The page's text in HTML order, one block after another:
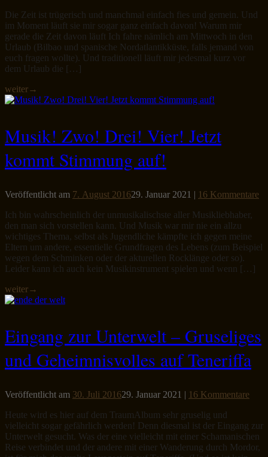
Die Zeit ist trügerisch und manchmal einfach fies und gemein. Und
im Moment läuft sie mir sogar ganz einfach davon! Warum mir
gerade die Zeit davon läuft Ich fahre nämlich am Mittwoch in den
Urlaub (Bilbao und spanische Nordatlantikküste, falls jemand von
euch fragen wollte). Und traditionell läuft mir jedesmal kurz vor
dem Urlaub die […]
weiter→
Musik! Zwo! Drei! Vier! Jetzt
kommt Stimmung auf!
Veröffentlicht am 7. August 201629. Januar 2021 | 16 Kommentare
Ich bin wahrscheinlich der unmusikalischste aller Musikliebhaber,
den man sich vorstellen kann. Und Musik war mir nie ein allzu
wichtiges Thema, selbst als Jugendliche kämpfte ich gegen meine
Eltern um andere, essentielle Grundfragen des Lebens (zum Beispiel
wegen dem Schminken oder der akturellen Rocklänge oder so).
Leider kann ich auch kein Musikinstrument spielen und wenn […]
weiter→
Eingang zur Unterwelt – Gruseliges
und Geheimnisvolles auf Teneriffa
Veröffentlicht am 30. Juli 201629. Januar 2021 | 16 Kommentare
Heute wird es hier auf dem TraumAlbum sehr gruselig und
vielleicht sogar gefährlich werden! Denn diesmal ist der Eingang zur
Unterwelt gesucht. Was der eine vielleicht mit einer Schamanischen
Reise verbindet und der andere mit einer Wanderung durch Mordor,